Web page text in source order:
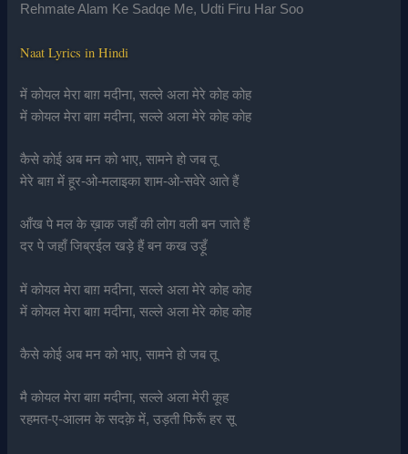
Rehmate Alam Ke Sadqe Me, Udti Firu Har Soo
Naat Lyrics in Hindi
में कोयल मेरा बाग़ मदीना, सल्ले अला मेरे कोह कोह
में कोयल मेरा बाग़ मदीना, सल्ले अला मेरे कोह कोह
कैसे कोई अब मन को भाए, सामने हो जब तू
मेरे बाग़ में हूर-ओ-मलाइका शाम-ओ-सवेरे आते हैं
आँख पे मल के ख़ाक जहाँ की लोग वली बन जाते हैं
दर पे जहाँ जिब्रईल खड़े हैं बन कख उड़ूँ
में कोयल मेरा बाग़ मदीना, सल्ले अला मेरे कोह कोह
में कोयल मेरा बाग़ मदीना, सल्ले अला मेरे कोह कोह
कैसे कोई अब मन को भाए, सामने हो जब तू
मै कोयल मेरा बाग़ मदीना, सल्ले अला मेरी कूह
रहमत-ए-आलम के सदक़े में, उड़ती फिरूँ हर सू